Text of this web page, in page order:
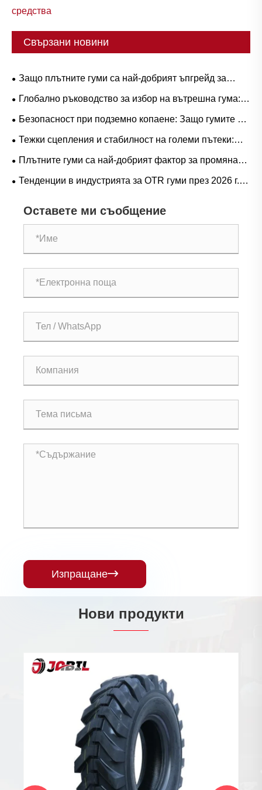
средства
Свързани новини
Защо плътните гуми са най-добрият ъпгрейд за
тежки работни процеси?
Глобално ръководство за избор на вътрешна гума:
Популярни размери и базирани на сценарии
Безопасност при подземно копаене: Защо гумите от
серия L-5S са от решаващо значение за елиминиране
Тежки сцепления и стабилност на големи пътеки:
Тенденции в търсенето на гумени гуми за ричтрак и
Плътните гуми са най-добрият фактор за промяна
на играта при тежки операции?
Тенденции в индустрията за OTR гуми през 2026 г.:
Оставете ми съобщение
Изпращане
Нови продукти